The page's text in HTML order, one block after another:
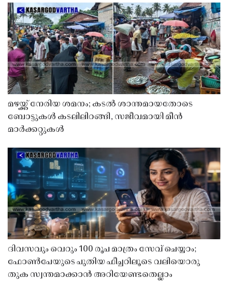
മഴയ്ക്ക് നേരിയ ശമനം; കടൽ ശാന്തമായതോടെ
ബോട്ടുകൾ കടലിലിറങ്ങി, സജീവമായി മീൻ
മാർക്കറ്റുകൾ
ദിവസവും വെറും 100 രൂപ മാത്രം സേവ് ചെയ്യാം;
ഫോൺപേയുടെ പുതിയ ഫീച്ചറിലൂടെ വലിയൊരു
തുക സ്വന്തമാക്കാൻ അറിയേണ്ടതെല്ലാം